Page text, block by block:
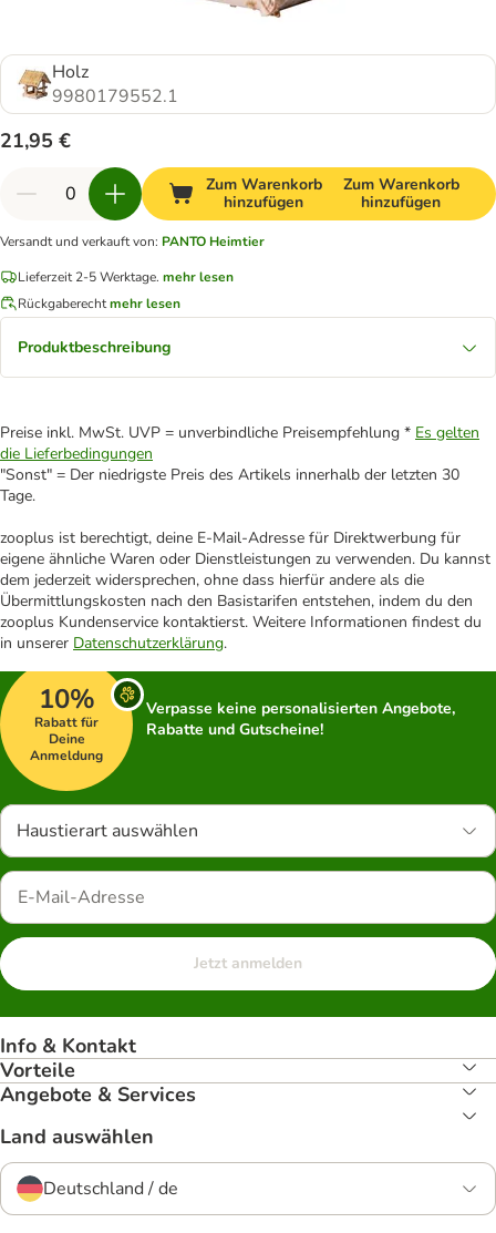
Holz
9980179552.1
21,95 €
Zum Warenkorb
hinzufügen
Zum Warenkorb
hinzufügen
Versandt und verkauft von: PANTO Heimtier
Lieferzeit 2-5 Werktage. mehr lesen
Rückgaberechtmehr lesen
Produktbeschreibung
Preise inkl. MwSt. UVP = unverbindliche Preisempfehlung * Es gelten
die Lieferbedingungen
"Sonst" = Der niedrigste Preis des Artikels innerhalb der letzten 30
Tage.
zooplus ist berechtigt, deine E-Mail-Adresse für Direktwerbung für
eigene ähnliche Waren oder Dienstleistungen zu verwenden. Du kannst
dem jederzeit widersprechen, ohne dass hierfür andere als die
Übermittlungskosten nach den Basistarifen entstehen, indem du den
zooplus Kundenservice kontaktierst. Weitere Informationen findest du
in unserer Datenschutzerklärung.
10%
Rabatt für
Deine
Anmeldung
Verpasse keine personalisierten Angebote,
Rabatte und Gutscheine!
Haustierart auswählen
Jetzt anmelden
Info & Kontakt
Vorteile
Angebote & Services
Land auswählen
Deutschland / de